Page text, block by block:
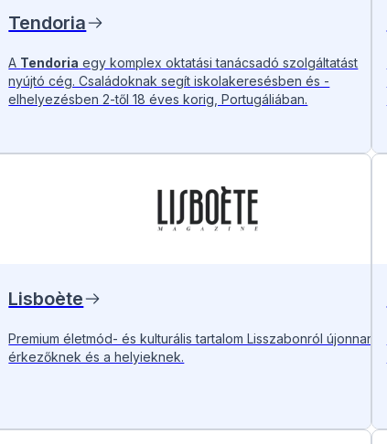
Tendoria
A Tendoria egy komplex oktatási tanácsadó szolgáltatást
nyújtó cég. Családoknak segít iskolakeresésben és -
elhelyezésben 2-től 18 éves korig, Portugáliában.
Lisboète
Premium életmód- és kulturális tartalom Lisszabonról újonnan
érkezőknek és a helyieknek.